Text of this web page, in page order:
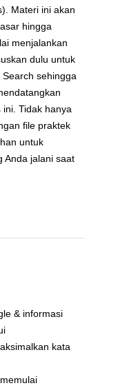
Materi ini akan
hingga
menjalankan
dulu untuk
sehingga
Tidak hanya
file praktek
untuk
Anda jalani saat
& informasi
kata